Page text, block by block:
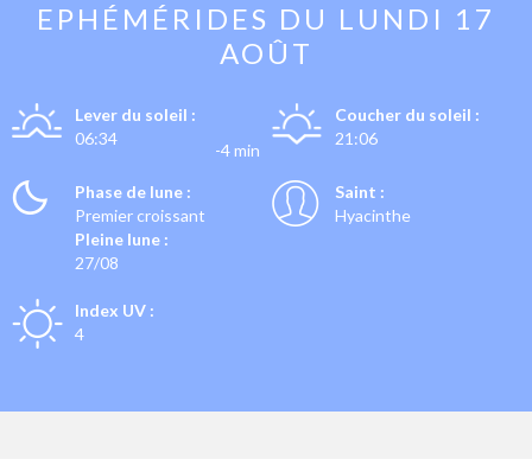
EPHÉMÉRIDES DU LUNDI 17
AOÛT
Lever du soleil :
06:34
-4 min
Coucher du soleil :
21:06
Phase de lune :
Premier croissant
Pleine lune :
27/08
Saint :
Hyacinthe
Index UV :
4